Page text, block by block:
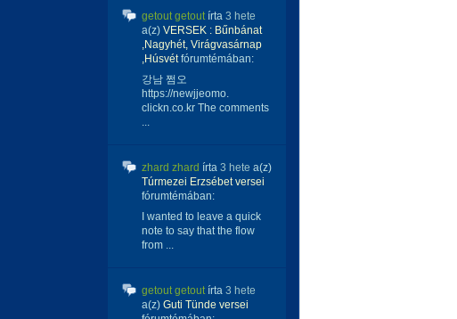
getout getoutírta 3 hete
a(z) VERSEK : Bűnbánat
,Nagyhét, Virágvasárnap
,Húsvétfórumtémában:
강남 쩜오
https://newjjeomo.
clickn.co.kr The comments
...
zhard zhard írta 3 hete a(z)
Túrmezei Erzsébet versei
fórumtémában:
I wanted to leave a quick
note to say that the flow
from ...
getout getoutírta 3 hete
a(z) Guti Tünde versei